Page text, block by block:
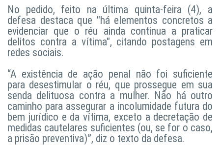
No pedido, feito na última quinta-feira (4), a
defesa destaca que "há elementos concretos a
evidenciar que o réu ainda continua a praticar
delitos contra a vítima", citando postagens em
redes sociais.
“A existência de ação penal não foi suficiente
para desestimular o réu, que prossegue em sua
senda delituosa contra a mulher. Não há outro
caminho para assegurar a incolumidade futura do
bem jurídico e da vítima, exceto a decretação de
medidas cautelares suficientes (ou, se for o caso,
a prisão preventiva)”, diz o texto da defesa.